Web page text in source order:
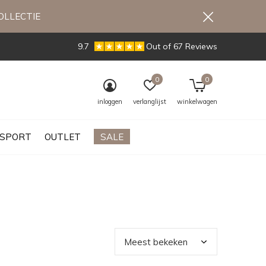
SPORT OUTLET SALE
inloggen verlanglijst
0
winkelwagen
0
9.7 Out of 67 Reviews